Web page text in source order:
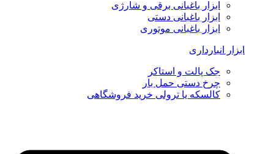
ابزار باغبانی برقی و شارژی
ابزار باغبانی دستی
ابزار باغبانی موتوری
ابزار انبارداری
جک پالت و استاکر
چرخ دستی حمل بار
کالسکه یا ترولی خرید فروشگاهی